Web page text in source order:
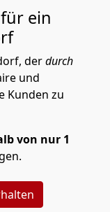
ein
derdurch
und
Kunden zu
von nur 1